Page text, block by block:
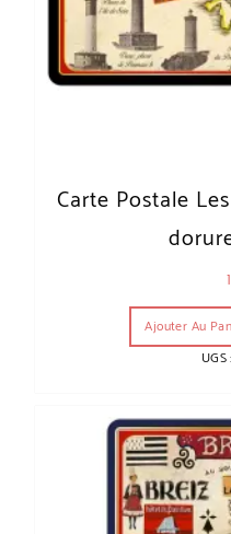
Carte Postale
Ajouter Au